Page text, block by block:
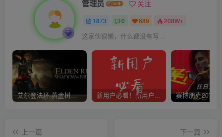
管理员 关注
1873 0 689 208W+
这家伙很懒，什么都没有写...
艾尔登法环 黄金树幽影 新用户必看！新用户必看！新用户必看！！！
上一篇
下一篇